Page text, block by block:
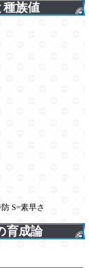
族値
S=素早さ
育成論